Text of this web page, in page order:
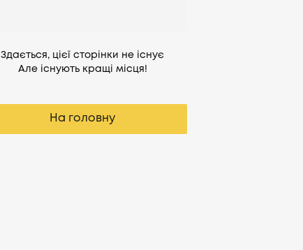
Здається, цієї сторінки не існує
Але існують кращі місця!
На головну